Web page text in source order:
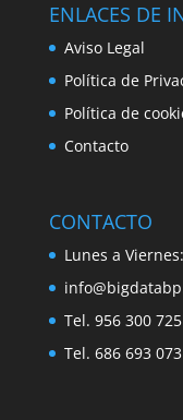
ENLACES DE
Aviso Legal
Política de
Política de
Contacto
CONTACTO
Lunes a
Tel. 956 300
Tel. 686 693